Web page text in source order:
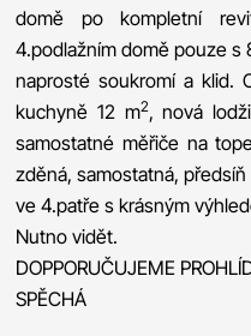
domě po kompletní
4.podlažním domě pouze
naprosté soukromí a klid.
kuchyně 12 m2, nová
samostatné měřiče na
zděná, samostatná,
ve 4.patře s krásným
Nutno vidět.
DOPPORUČUJEME
SPĚCHÁ